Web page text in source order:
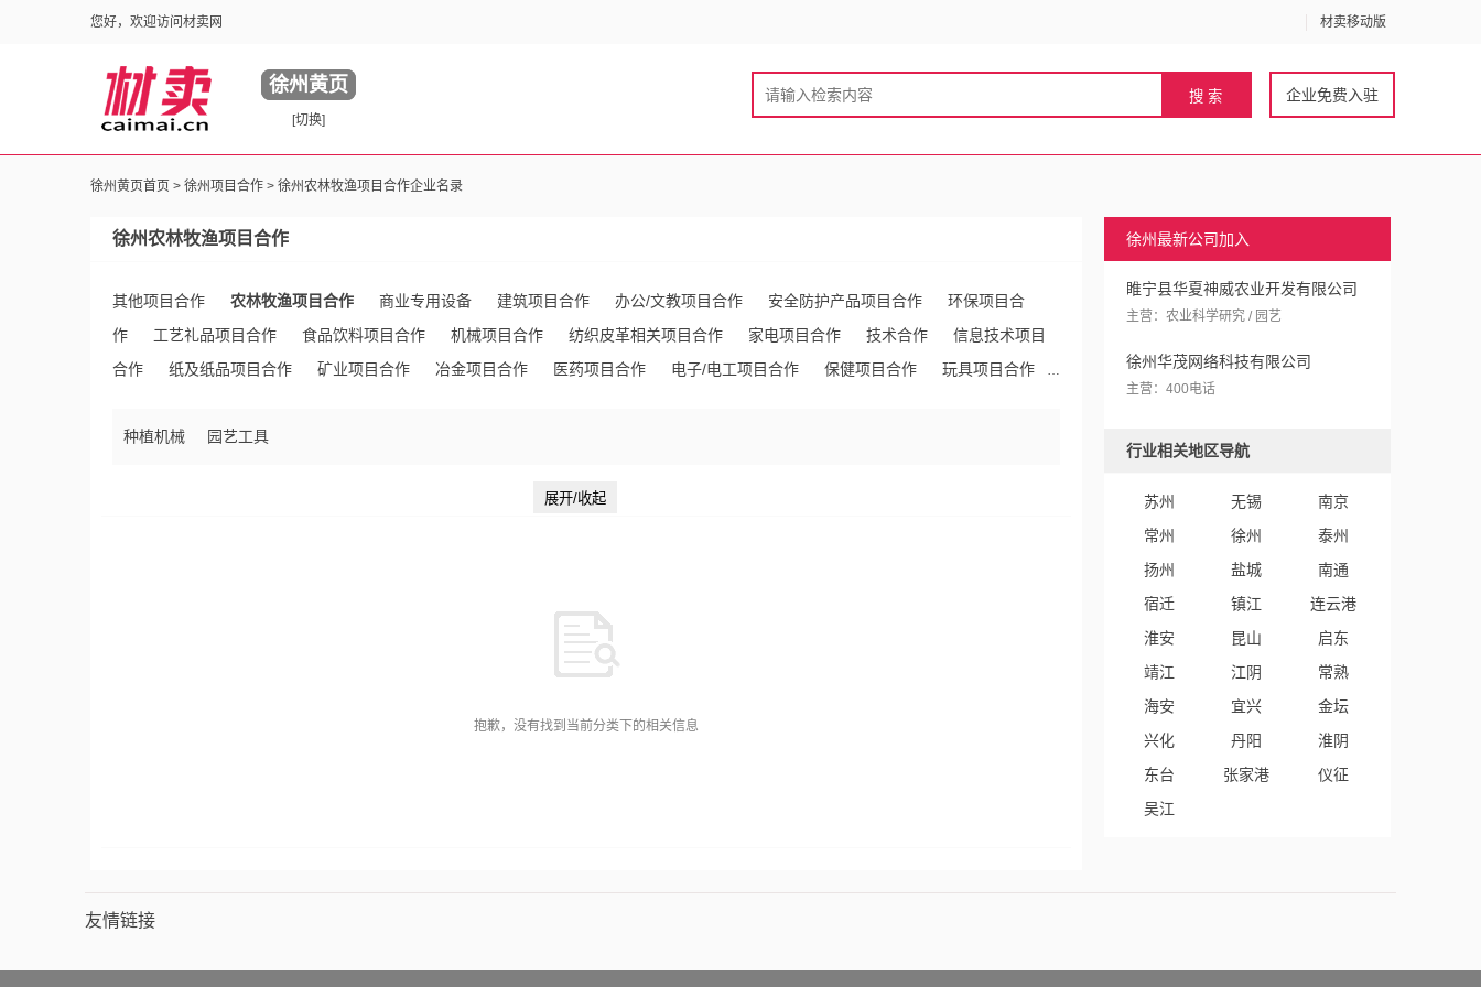
您好，欢迎访问材卖网 材卖移动版
徐州黄页
[切换]
企业免费入驻
徐州黄页首页 > 徐州项目合作 > 徐州农林牧渔项目合作企业名录
徐州农林牧渔项目合作
其他项目合作 农林牧渔项目合作 商业专用设备 建筑项目合作 办公/文教项目合作 安全防护产品项目合作
环保项目合
作
工艺礼品项目合作 食品饮料项目合作 机械项目合作 纺织皮革相关项目合作 家电项目合作 技术合作
信息技术项目
合作
纸及纸品项目合作 矿业项目合作 冶金项目合作 医药项目合作 电子/电工项目合作 保健项目合作
玩具项目合作
包装项目合作
交通工具项目合作
种植机械 园艺工具
展开/收起
抱歉，没有找到当前分类下的相关信息
徐州最新公司加入
睢宁县华夏神威农业开发有限公司
主营：农业科学研究 / 园艺
徐州华茂网络科技有限公司
主营：400电话
行业相关地区导航
苏州 无锡
南京
常州
徐州
泰州
扬州
盐城
南通
宿迁
镇江
连云港
淮安
昆山
启东
靖江
江阴
常熟
海安
宜兴
金坛
兴化
丹阳
淮阴
东台
张家港
仪征
吴江
友情链接